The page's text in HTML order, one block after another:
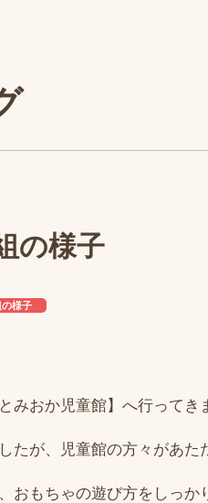
の様子
様子
みおか児童館】へ行ってき
たが、児童館の方々があた
おもちゃの遊び方をしっ